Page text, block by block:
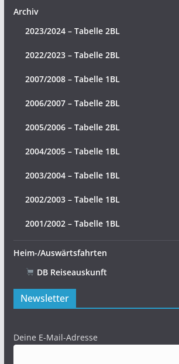
Archiv
2023/2024 – Tabelle 2BL
2022/2023 – Tabelle 2BL
2007/2008 – Tabelle 1BL
2006/2007 – Tabelle 2BL
2005/2006 – Tabelle 2BL
2004/2005 – Tabelle 1BL
2003/2004 – Tabelle 1BL
2002/2003 – Tabelle 1BL
2001/2002 – Tabelle 1BL
Heim-/Auswärtsfahrten
DB Reiseauskunft
Newsletter
Deine E-Mail-Adresse